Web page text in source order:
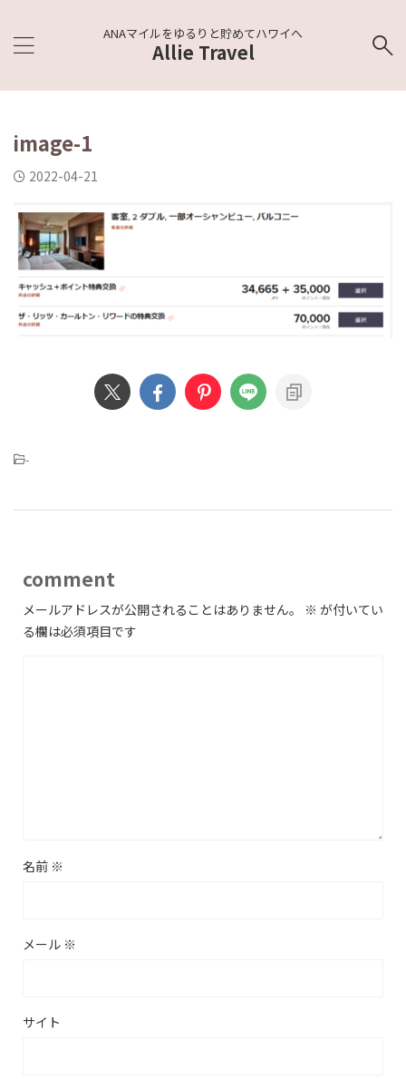
ANAマイルをゆるりと貯めてハワイへ
Allie Travel
image-1
2022-04-21
-
comment
メールアドレスが公開されることはありません。 ※ が付いてい
る欄は必須項目です
名前 ※
メール ※
サイト